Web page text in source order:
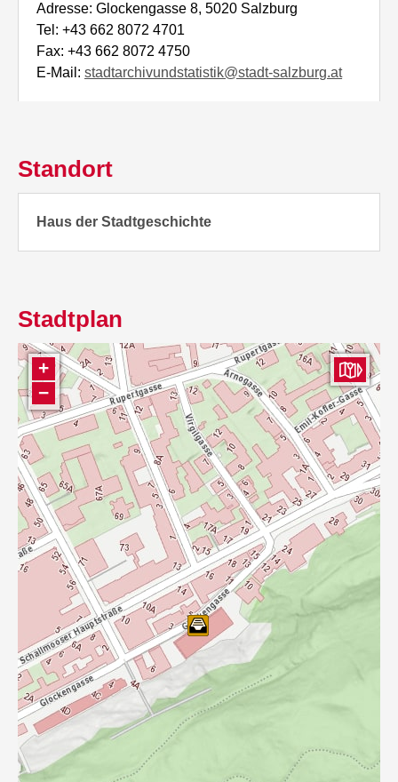
Adresse: Glockengasse 8, 5020 Salzburg
Tel: +43 662 8072 4701
Fax: +43 662 8072 4750
E-Mail:stadtarchivundstatistik@stadt-salzburg.at
Standort
Haus der Stadtgeschichte
Stadtplan